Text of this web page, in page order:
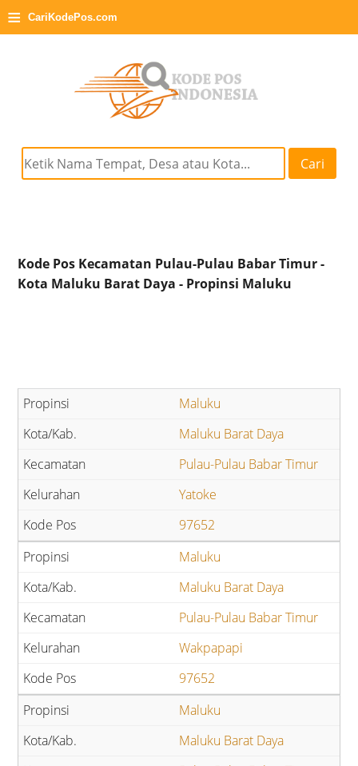
≡ CariKodePos.com
Cari
Kode Pos Kecamatan Pulau-Pulau Babar Timur -
Kota Maluku Barat Daya - Propinsi Maluku
Maluku
Maluku Barat Daya
Pulau-Pulau Babar Timur
Yatoke
97652
Maluku
Maluku Barat Daya
Pulau-Pulau Babar Timur
Wakpapapi
97652
Maluku
Maluku Barat Daya